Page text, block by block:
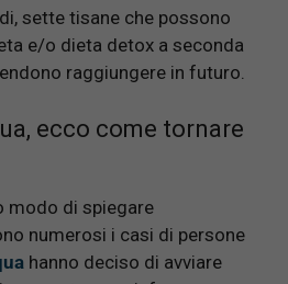
sette tisane che possono
e/o dieta detox a seconda
raggiungere in futuro.
ecco come tornare
modo di spiegare
numerosi i casi di persone
hanno deciso di avviare